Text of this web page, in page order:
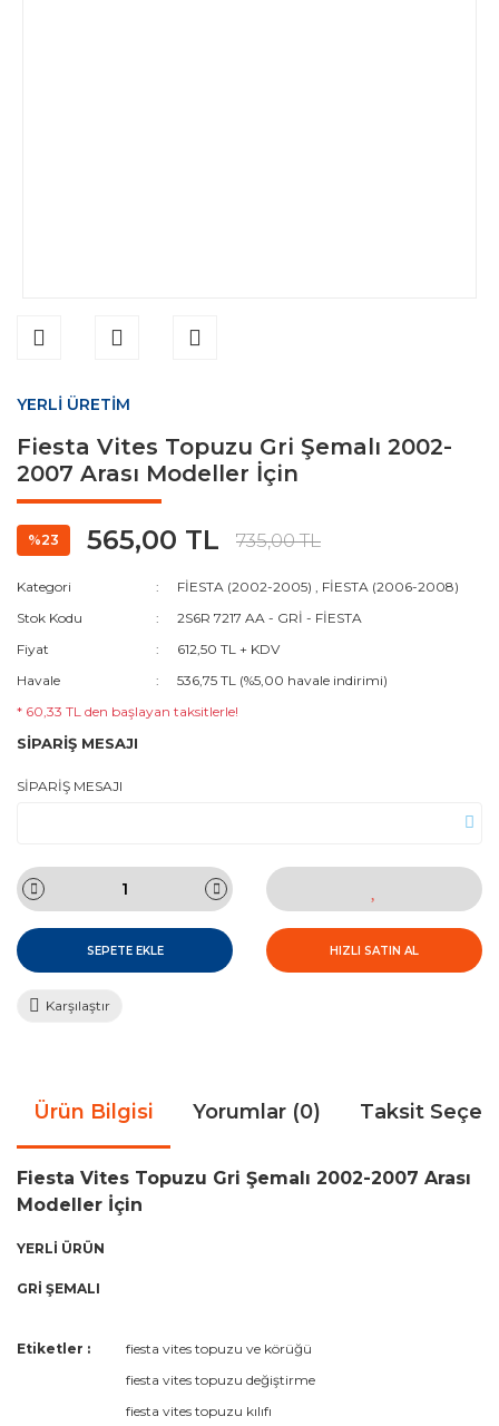
YERLİ ÜRETİM
Fiesta Vites Topuzu Gri Şemalı 2002-
2007 Arası Modeller İçin
%23 565,00 TL 735,00 TL
Kategori FİESTA (2002-2005) , FİESTA (2006-2008)
Stok Kodu
2S6R 7217 AA - GRİ - FİESTA
Fiyat
612,50 TL + KDV
Havale
536,75 TL (%5,00 havale indirimi)
* 60,33 TL den başlayan taksitlerle!
SİPARİŞ MESAJI
SİPARİŞ MESAJI
SEPETE EKLE HIZLI SATIN AL
Karşılaştır
Ürün Bilgisi Yorumlar (0) Taksit
Fiesta Vites Topuzu Gri Şemalı 2002-2007 Arası
Modeller İçin
YERLİ ÜRÜN
GRİ ŞEMALI
Bu ürüne ilk yorumu siz yapın!
Bu ürünün fiyat bilgisi, resim, ürün açıklamalarında ve diğer
kullanarak tarafımıza iletebilirsiniz.
Görüş ve önerileriniz için teşekkür ederiz.
Etiketler :
fiesta vites topuzu ve körüğü
fiesta vites topuzu değiştirme
fiesta vites topuzu kılıfı